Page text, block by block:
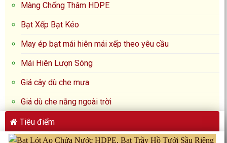
Màng Chống Thâm HDPE
Bạt Xếp Bạt Kéo
May ép bạt mái hiên mái xếp theo yêu cầu
Mái Hiên Lượn Sóng
Giá cây dù che mưa
Giá dù che nắng ngoài trời
Tiêu điểm